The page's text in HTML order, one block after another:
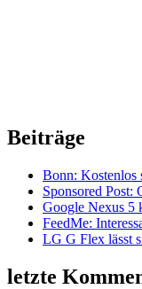
Beiträge
Bonn: Kostenlos
Sponsored
Google Nexus 5
FeedMe:
LG G Flex lässt
letzte